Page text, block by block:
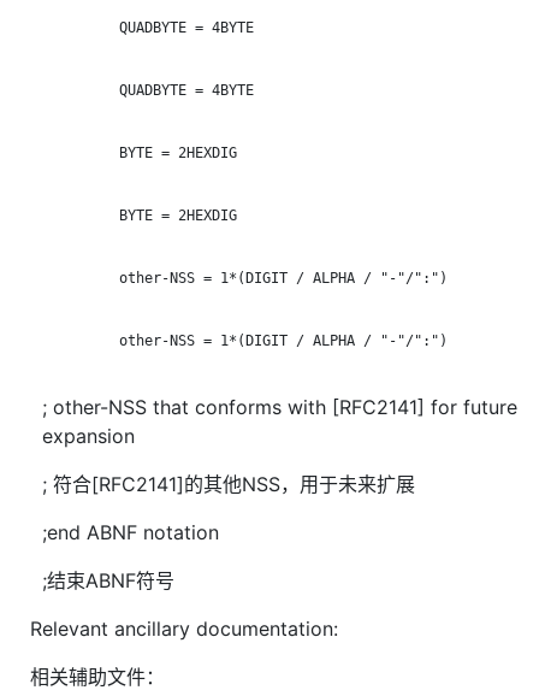
            QUADBYTE = 4BYTE
            QUADBYTE = 4BYTE
            BYTE = 2HEXDIG
            BYTE = 2HEXDIG
            other-NSS = 1*(DIGIT / ALPHA / "-"/":")
            other-NSS = 1*(DIGIT / ALPHA / "-"/":")
; other-NSS that conforms with [RFC2141] for future
expansion
; 符合[RFC2141]的其他NSS，用于未来扩展
;end ABNF notation
;结束ABNF符号
Relevant ancillary documentation:
相关辅助文件：